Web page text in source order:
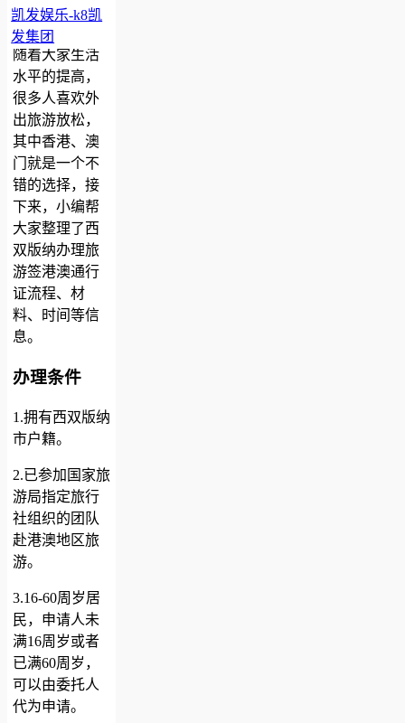
凯发娱乐-k8凯
发集团
西双版纳电子港澳通行证旅游签注
办理指南-凯发娱乐
2019-08-21 16:46
随着大家生活
水平的提高，
很多人喜欢外
出旅游放松，
其中香港、澳
门就是一个不
错的选择，接
下来，小编帮
大家整理了西
双版纳办理旅
游签港澳通行
证流程、材
料、时间等信
息。
办理条件
1.拥有西双版纳
市户籍。
2.已参加国家旅
游局指定旅行
社组织的团队
赴港澳地区旅
游。
3.16-60周岁居
民，申请人未
满16周岁或者
已满60周岁，
可以由委托人
代为申请。